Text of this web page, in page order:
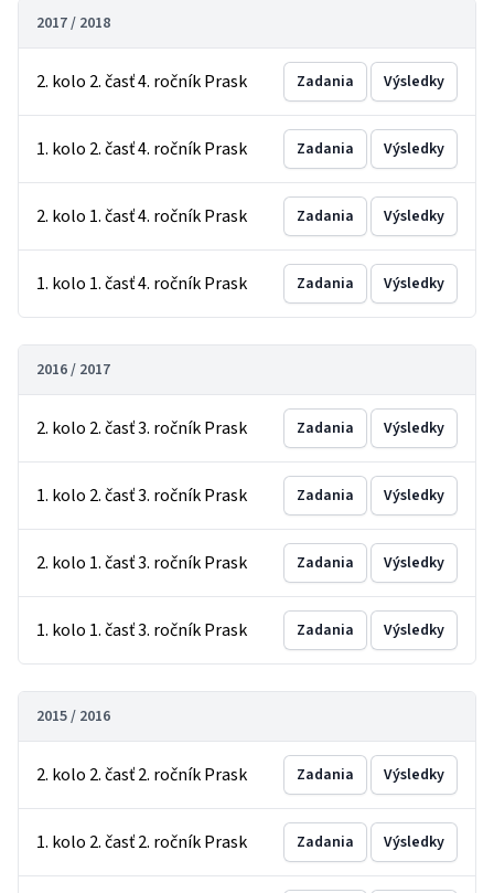
2017 / 2018
2. kolo 2. časť 4. ročník Prask Zadania Výsledky
1. kolo 2. časť 4. ročník Prask Zadania Výsledky
2. kolo 1. časť 4. ročník Prask Zadania Výsledky
1. kolo 1. časť 4. ročník Prask Zadania Výsledky
2016 / 2017
2. kolo 2. časť 3. ročník Prask Zadania Výsledky
1. kolo 2. časť 3. ročník Prask Zadania Výsledky
2. kolo 1. časť 3. ročník Prask Zadania Výsledky
1. kolo 1. časť 3. ročník Prask Zadania Výsledky
2015 / 2016
2. kolo 2. časť 2. ročník Prask Zadania Výsledky
1. kolo 2. časť 2. ročník Prask Zadania Výsledky